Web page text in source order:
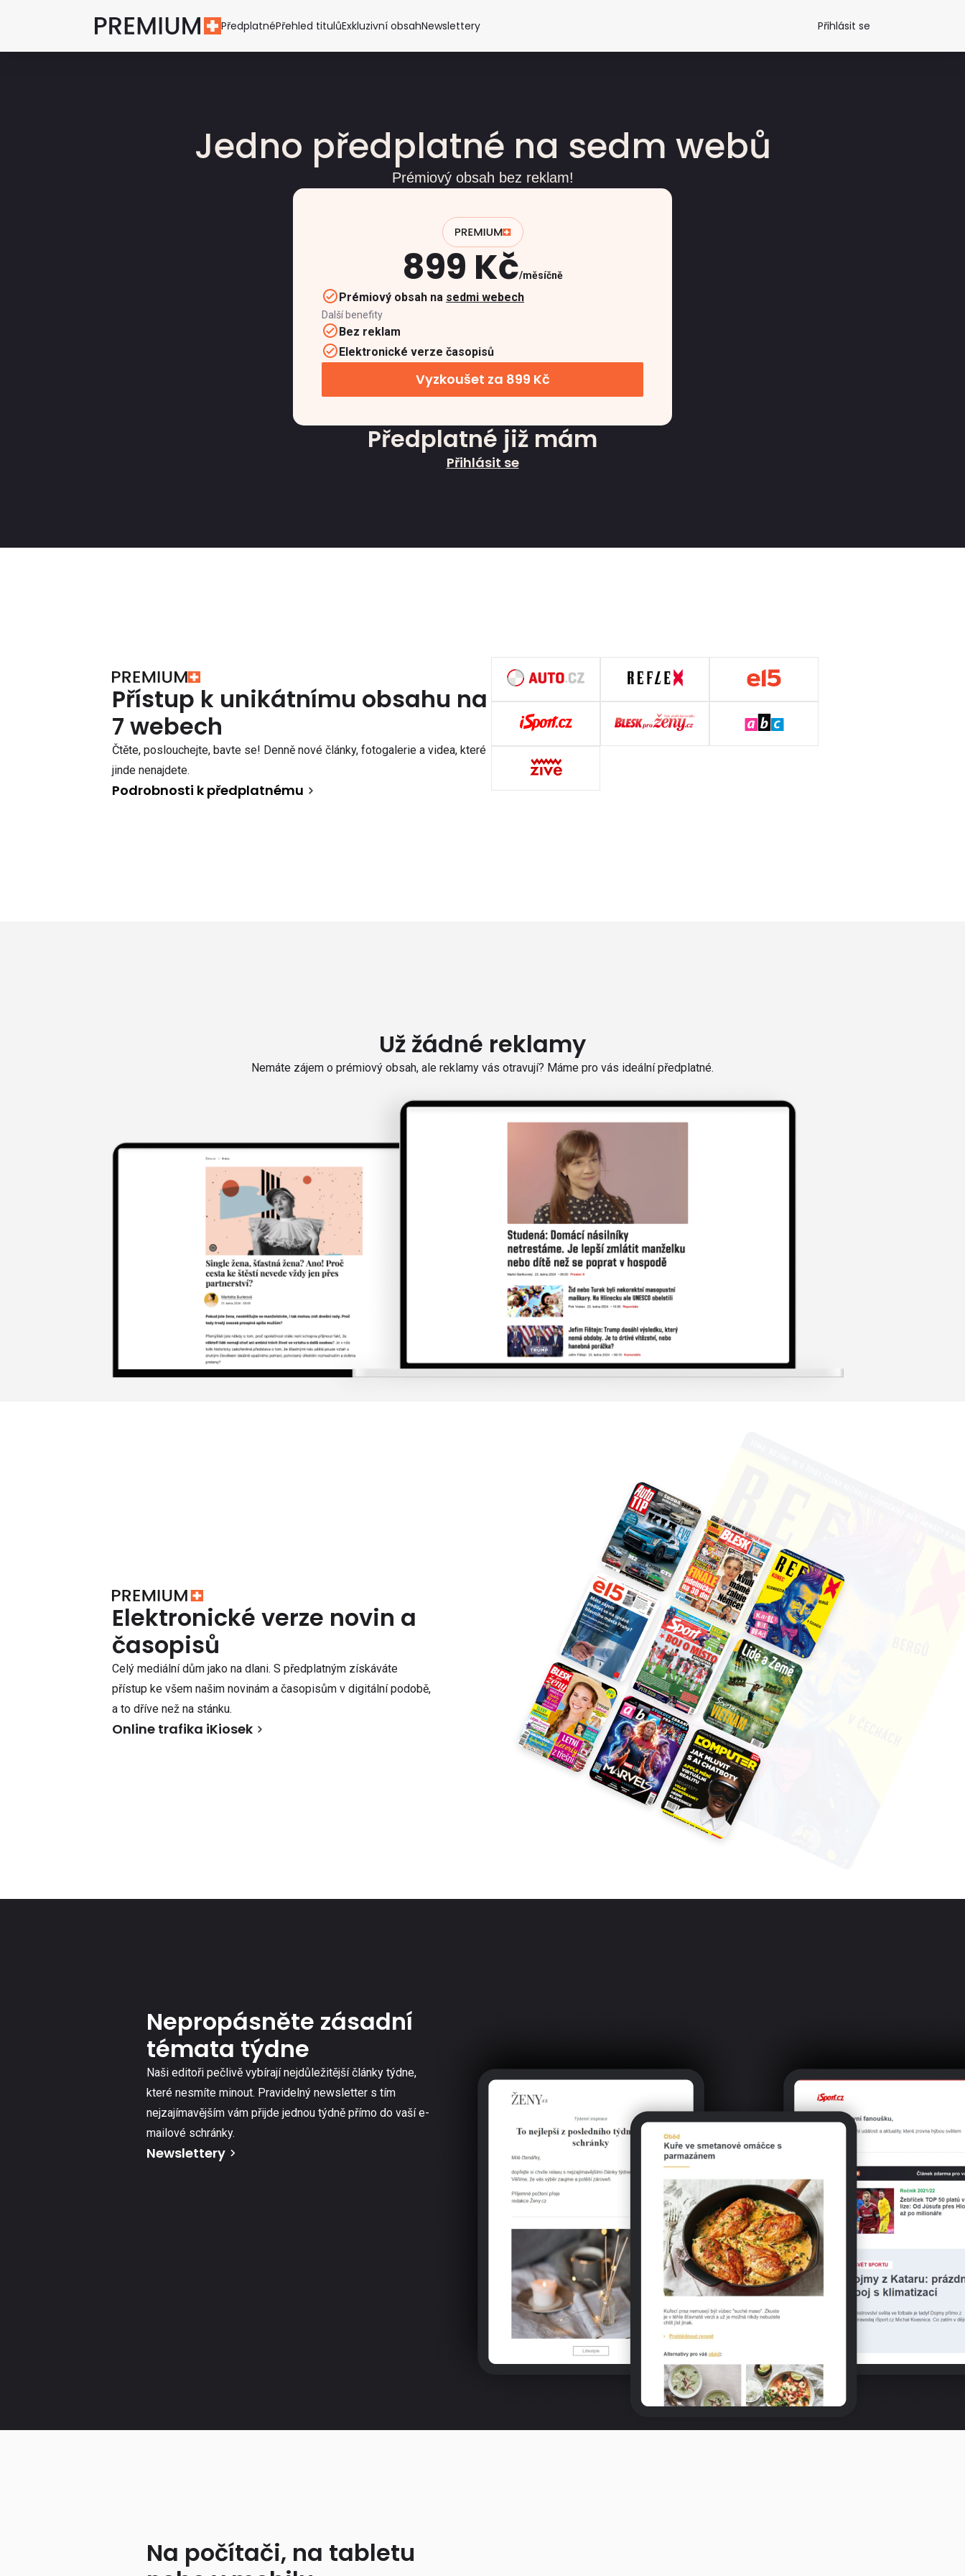
PředplatnéPřehled titulůExkluzivní obsahNewslettery Přihlásit se
Jedno předplatné na sedm webů
Prémiový obsah bez reklam!
899 Kč měsíčně
Prémiový obsah na sedmi webech
Další benefity
Bez reklam
Elektronické verze časopisů
Vyzkoušet za 899 Kč
Předplatné již mám
Přihlásit se
Přístup k unikátnímu obsahu na
7 webech
Čtěte, poslouchejte, bavte se! Denně nové články, fotogalerie a videa, které
jinde nenajdete.
Podrobnosti k předplatnému
Už žádné reklamy
Nemáte zájem o prémiový obsah, ale reklamy vás otravují? Máme pro vás ideální předplatné.
Elektronické verze novin a
časopisů
Celý mediální dům jako na dlani. S předplatným získáváte
přístup ke všem našim novinám a časopisům v digitální podobě,
a to dříve než na stánku.
Online trafika iKiosek
Nepropásněte zásadní
témata týdne
Naši editoři pečlivě vybírají nejdůležitější články týdne,
které nesmíte minout. Pravidelný newsletter s tím
nejzajímavějším vám přijde jednou týdně přímo do vaší e-
mailové schránky.
Newslettery
Na počítači, na tabletu